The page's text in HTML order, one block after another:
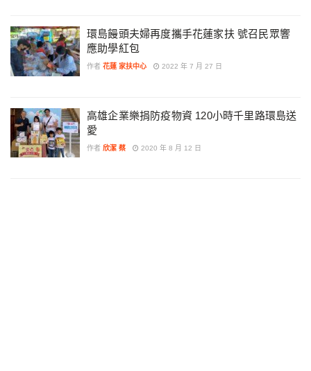
環島饅頭夫婦再度攜手花蓮家扶 號召民眾響
應助學紅包
作者 花蓮 家扶中心 2022 年 7 月 27 日
高雄企業樂捐防疫物資 120小時千里路環島送
愛
作者 欣潔 蔡 2020 年 8 月 12 日